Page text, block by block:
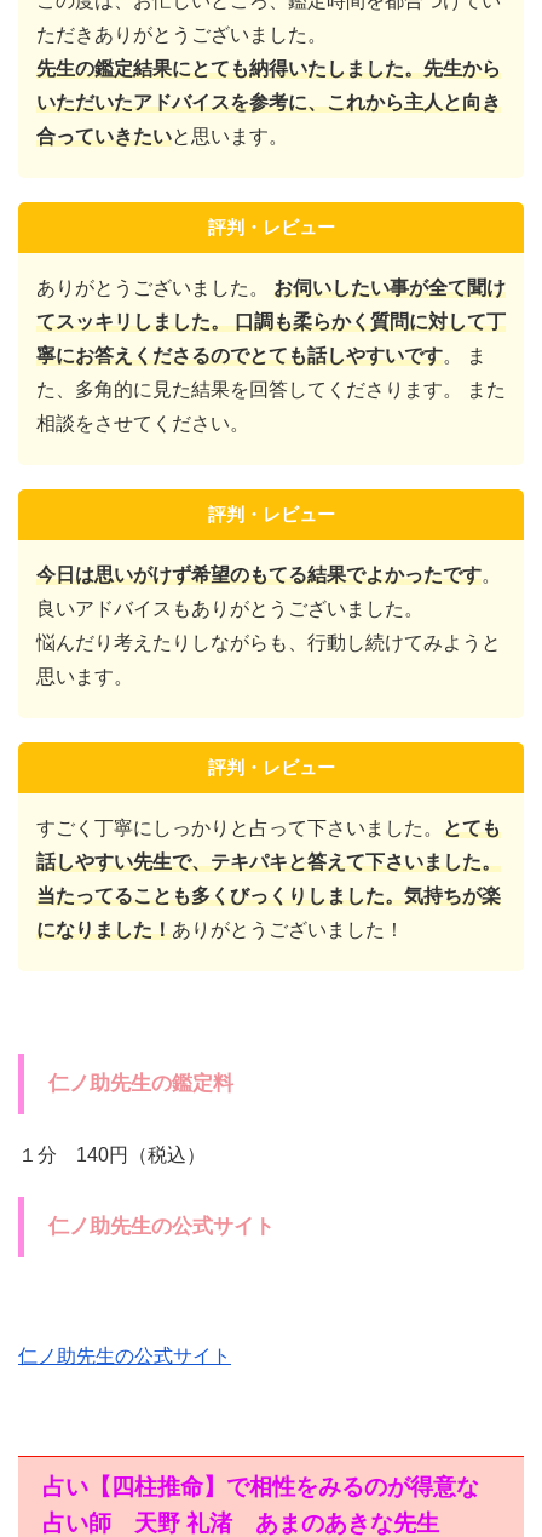
ただきありがとうございました。
先生の鑑定結果にとても納得いたしました。先生から
いただいたアドバイスを参考に、これから主人と向き
合っていきたいと思います。
評判・レビュー
ありがとうございました。 お伺いしたい事が全て聞け
てスッキリしました。 口調も柔らかく質問に対して丁
寧にお答えくださるのでとても話しやすいです。 ま
た、多角的に見た結果を回答してくださります。 また
相談をさせてください。
評判・レビュー
今日は思いがけず希望のもてる結果でよかったです。
良いアドバイスもありがとうございました。
悩んだり考えたりしながらも、行動し続けてみようと
思います。
評判・レビュー
すごく丁寧にしっかりと占って下さいました。 とても
話しやすい先生で、テキパキと答えて下さいました。
当たってることも多くびっくりしました。気持ちが楽
になりました！ありがとうございました！
仁ノ助先生の鑑定料
１分 140円（税込）
仁ノ助先生の公式サイト
仁ノ助先生の公式サイト
占い【四柱推命】で相性をみるのが得意な
占い師 天野 礼渚 あまのあきな先生